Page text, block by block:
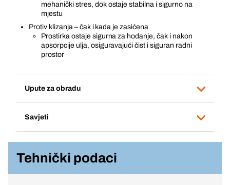
mehanički stres, dok ostaje stabilna i sigurno na
mjestu
Protiv klizanja – čak i kada je zasićena
Prostirka ostaje sigurna za hodanje, čak i nakon
apsorpcije ulja, osiguravajući čist i siguran radni
prostor
Upute za obradu
Savjeti
Tehnički podaci